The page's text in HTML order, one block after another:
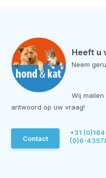
Heeft u
Neem
Wij
antwoord op uw vraag!
Contact
+31
(0)6-